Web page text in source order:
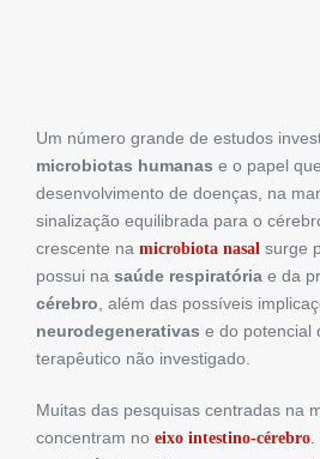
Um número grande de estudos
microbiotas humanas e o papel
desenvolvimento de doenças, na
sinalização equilibrada para o
crescente na microbiota nasal surge
possui na saúde respiratória e da
cérebro , além das possíveis
neurodegenerativas e do potencial
terapêutico não investigado.
Muitas das pesquisas centradas na
concentram no eixo intestino-cérebro